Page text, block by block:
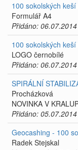
100 sokolských
Formulář A4
Přidáno:
100 sokolských
LOGO černobílé
Přidáno:
SPIRÁLNÍ
Procházková
NOVINKA V
Přidáno:
Geocashing - 100
Radek Stejskal